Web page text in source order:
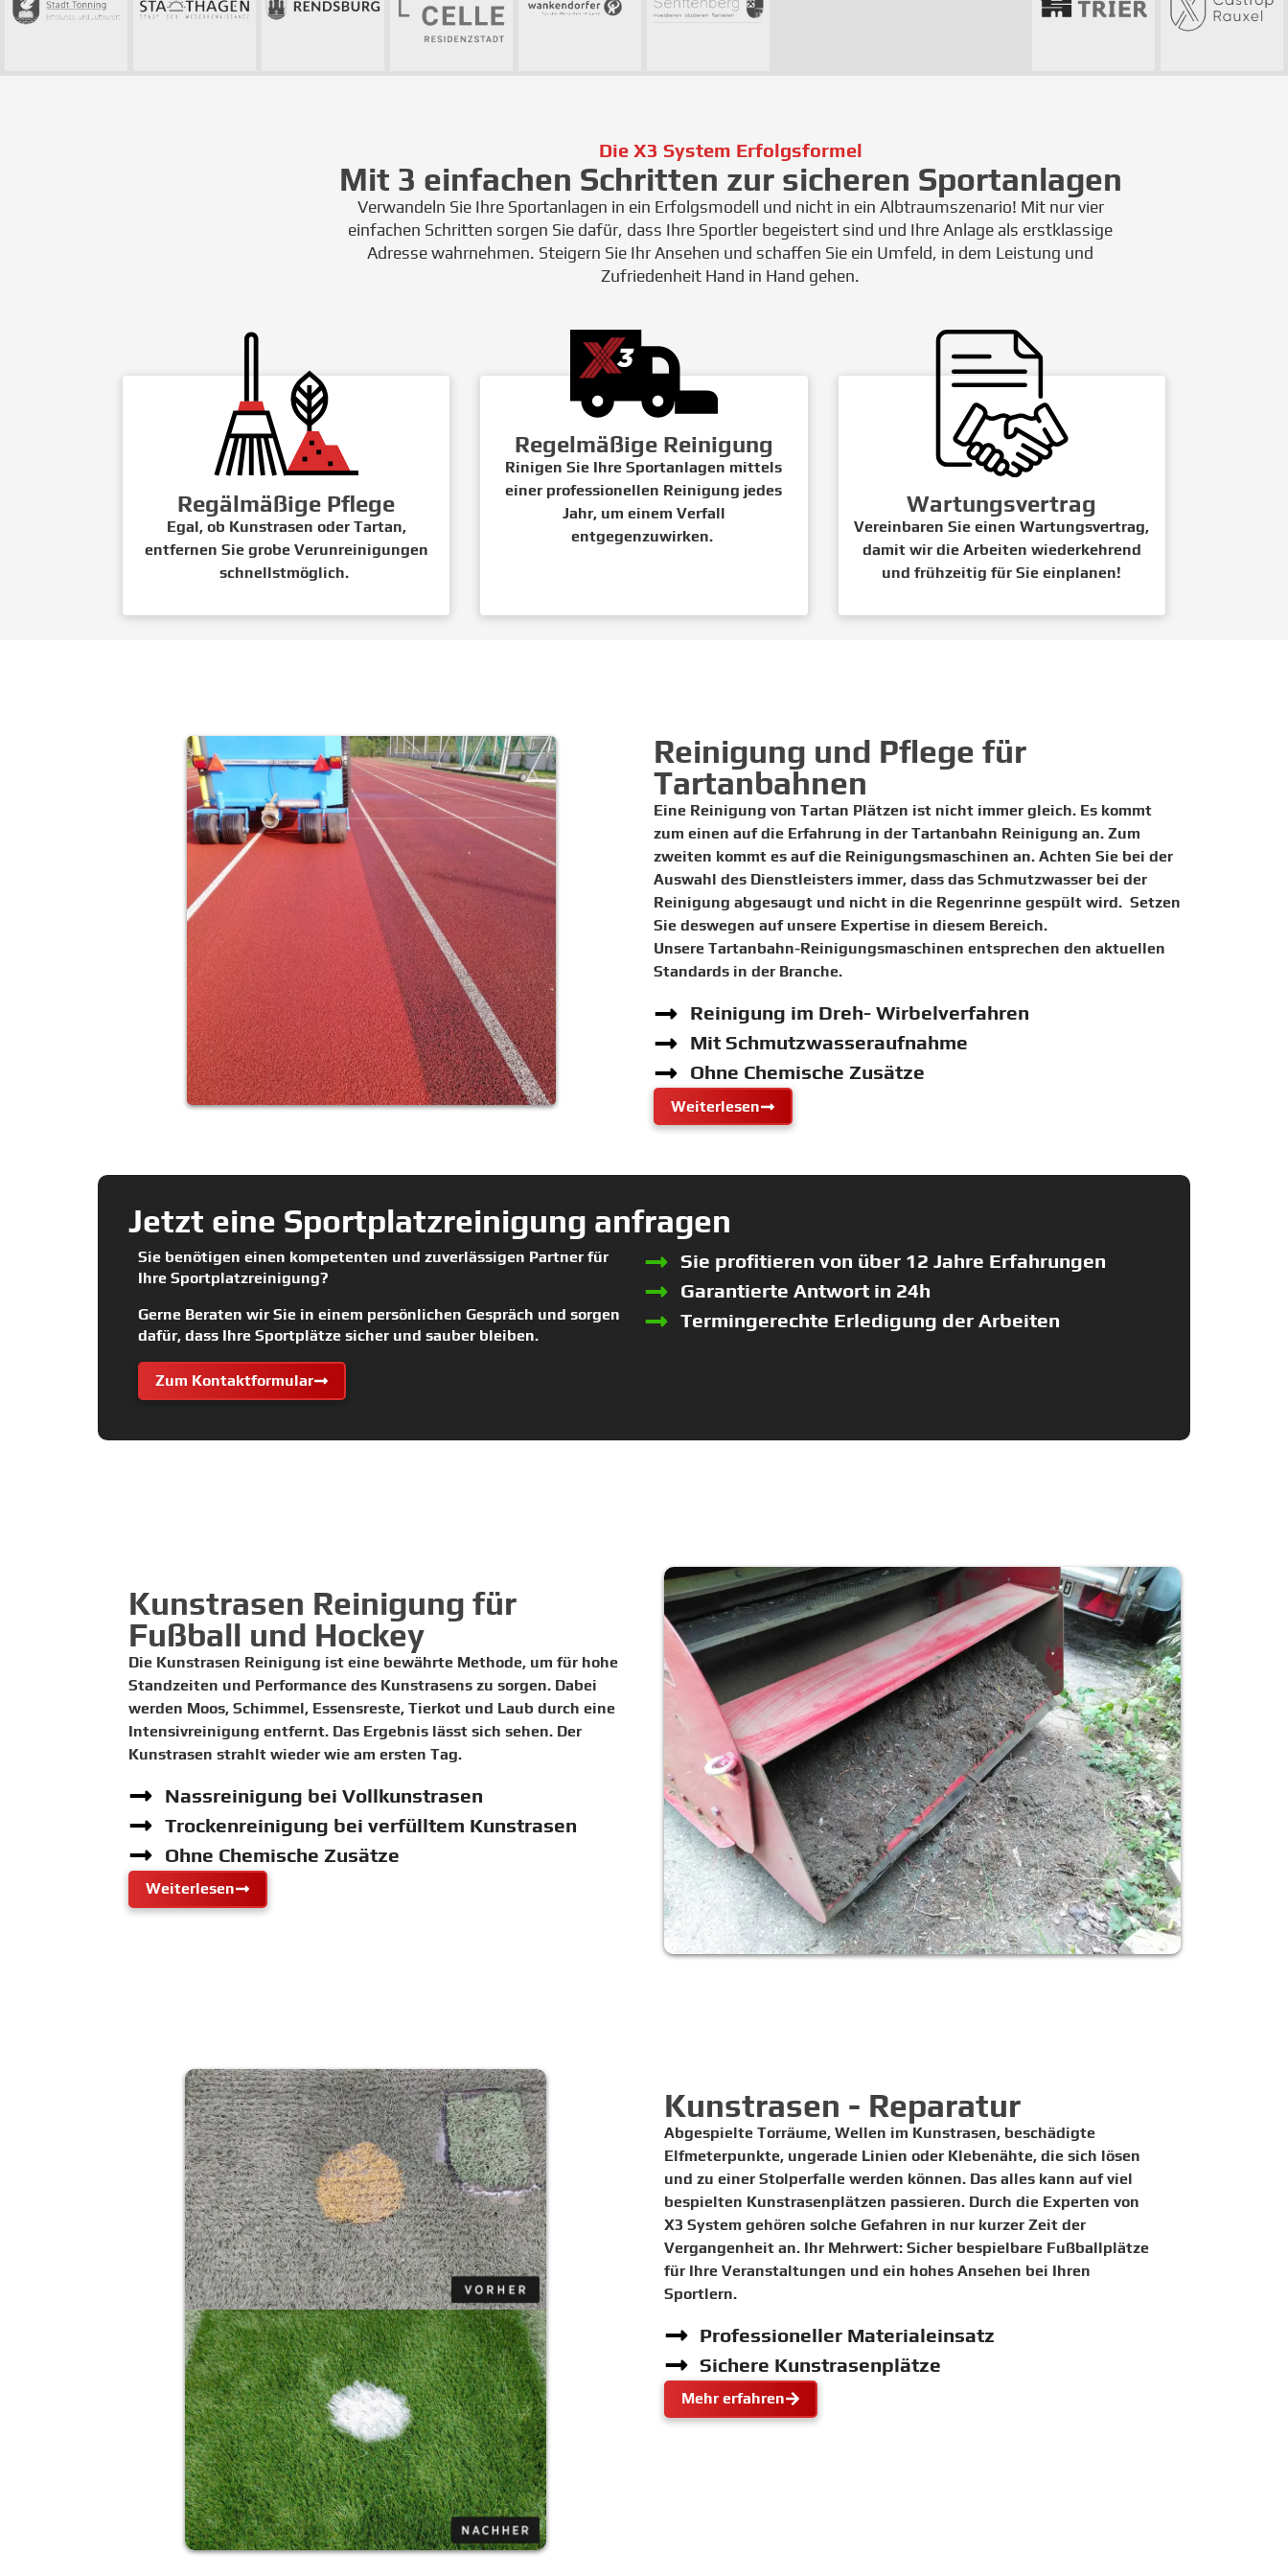
Die X3 System Erfolgsformel
Mit 3 einfachen Schritten zur sicheren Sportanlagen
Verwandeln Sie Ihre Sportanlagen in ein Erfolgsmodell und nicht in ein Albtraumszenario! Mit nur vier
einfachen Schritten sorgen Sie dafür, dass Ihre Sportler begeistert sind und Ihre Anlage als erstklassige
Adresse wahrnehmen. Steigern Sie Ihr Ansehen und schaffen Sie ein Umfeld, in dem Leistung und
Zufriedenheit Hand in Hand gehen.
Regälmäßige Pflege
Egal, ob Kunstrasen oder Tartan,
entfernen Sie grobe Verunreinigungen
schnellstmöglich.
Regelmäßige Reinigung
Rinigen Sie Ihre Sportanlagen mittels
einer professionellen Reinigung jedes
Jahr, um einem Verfall
entgegenzuwirken.
Wartungsvertrag
Vereinbaren Sie einen Wartungsvertrag,
damit wir die Arbeiten wiederkehrend
und frühzeitig für Sie einplanen!
Reinigung und Pflege für
Tartanbahnen
Eine Reinigung von Tartan Plätzen ist nicht immer gleich. Es kommt
zum einen auf die Erfahrung in der Tartanbahn Reinigung an. Zum
zweiten kommt es auf die Reinigungsmaschinen an. Achten Sie bei der
Auswahl des Dienstleisters immer, dass das Schmutzwasser bei der
Reinigung abgesaugt und nicht in die Regenrinne gespült wird. Setzen
Sie deswegen auf unsere Expertise in diesem Bereich.
Unsere Tartanbahn-Reinigungsmaschinen entsprechen den aktuellen
Standards in der Branche.
Reinigung im Dreh- Wirbelverfahren
Mit Schmutzwasseraufnahme
Ohne Chemische Zusätze
Weiterlesen
Jetzt eine Sportplatzreinigung anfragen
Sie benötigen einen kompetenten und zuverlässigen Partner für
Ihre Sportplatzreinigung?
Gerne Beraten wir Sie in einem persönlichen Gespräch und sorgen
dafür, dass Ihre Sportplätze sicher und sauber bleiben.
Zum Kontaktformular
Sie profitieren von über 12 Jahre Erfahrungen
Garantierte Antwort in 24h
Termingerechte Erledigung der Arbeiten
Kunstrasen Reinigung für
Fußball und Hockey
Die Kunstrasen Reinigung ist eine bewährte Methode, um für hohe
Standzeiten und Performance des Kunstrasens zu sorgen. Dabei
werden Moos, Schimmel, Essensreste, Tierkot und Laub durch eine
Intensivreinigung entfernt. Das Ergebnis lässt sich sehen. Der
Kunstrasen strahlt wieder wie am ersten Tag.
Nassreinigung bei Vollkunstrasen
Trockenreinigung bei verfülltem Kunstrasen
Ohne Chemische Zusätze
Weiterlesen
Kunstrasen - Reparatur
Abgespielte Torräume, Wellen im Kunstrasen, beschädigte
Elfmeterpunkte, ungerade Linien oder Klebenähte, die sich lösen
und zu einer Stolperfalle werden können. Das alles kann auf viel
bespielten Kunstrasenplätzen passieren. Durch die Experten von
X3 System gehören solche Gefahren in nur kurzer Zeit der
Vergangenheit an. Ihr Mehrwert: Sicher bespielbare Fußballplätze
für Ihre Veranstaltungen und ein hohes Ansehen bei Ihren
Sportlern.
Professioneller Materialeinsatz
Sichere Kunstrasenplätze
Mehr erfahren